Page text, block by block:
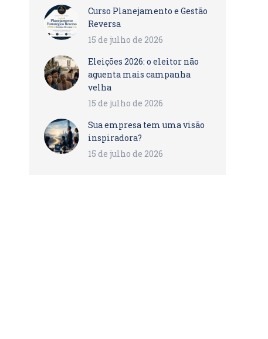
Curso Planejamento e Gestão
Reversa
15 de julho de 2026
Eleições 2026: o eleitor não
aguenta mais campanha
velha
15 de julho de 2026
Sua empresa tem uma visão
inspiradora?
15 de julho de 2026